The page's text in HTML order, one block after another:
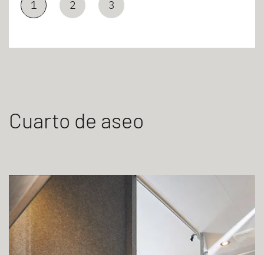
1 2 3
Cuarto de aseo